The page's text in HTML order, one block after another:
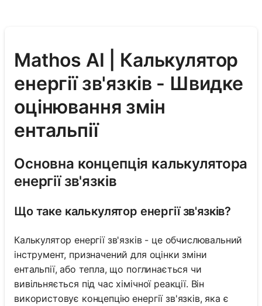
Mathos AI | Калькулятор
енергії зв'язків - Швидке
оцінювання змін
ентальпії
Основна концепція калькулятора
енергії зв'язків
Що таке калькулятор енергії зв'язків?
Калькулятор енергії зв'язків - це обчислювальний
інструмент, призначений для оцінки зміни
ентальпії, або тепла, що поглинається чи
вивільняється під час хімічної реакції. Він
використовує концепцію енергії зв'язків, яка є